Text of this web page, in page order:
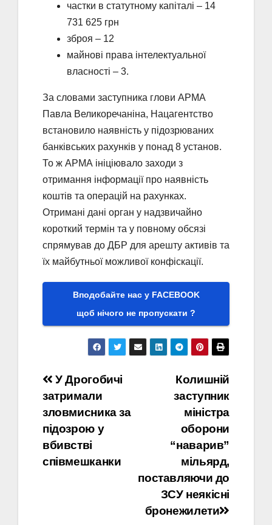
частки в статутному капіталі – 14
731 625 грн
зброя – 12
майнові права інтелектуальної
власності – 3.
За словами заступника глови АРМА
Павла Великоречаніна, Нацагентство
встановило наявність у підозрюваних
банківських рахунків у понад 8 установ.
То ж АРМА ініціювало заходи з
отримання інформації про наявність
коштів та операцій на рахунках.
Отримані дані орган у надзвичайно
короткий термін та у повному обсязі
спрямував до ДБР для арешту активів та
їх майбутньої можливої конфіскації.
Вподобайте нас у FACEBOOK
щоб нічого не пропускати ?
Навігація
записів
Колишній
заступник
міністра
оборони
“наварив”
мільярд,
поставляючи до
ЗСУ неякісні
бронежилети
У Дрогобичі
затримали
зловмисника за
підозрою у
вбивстві
співмешканки